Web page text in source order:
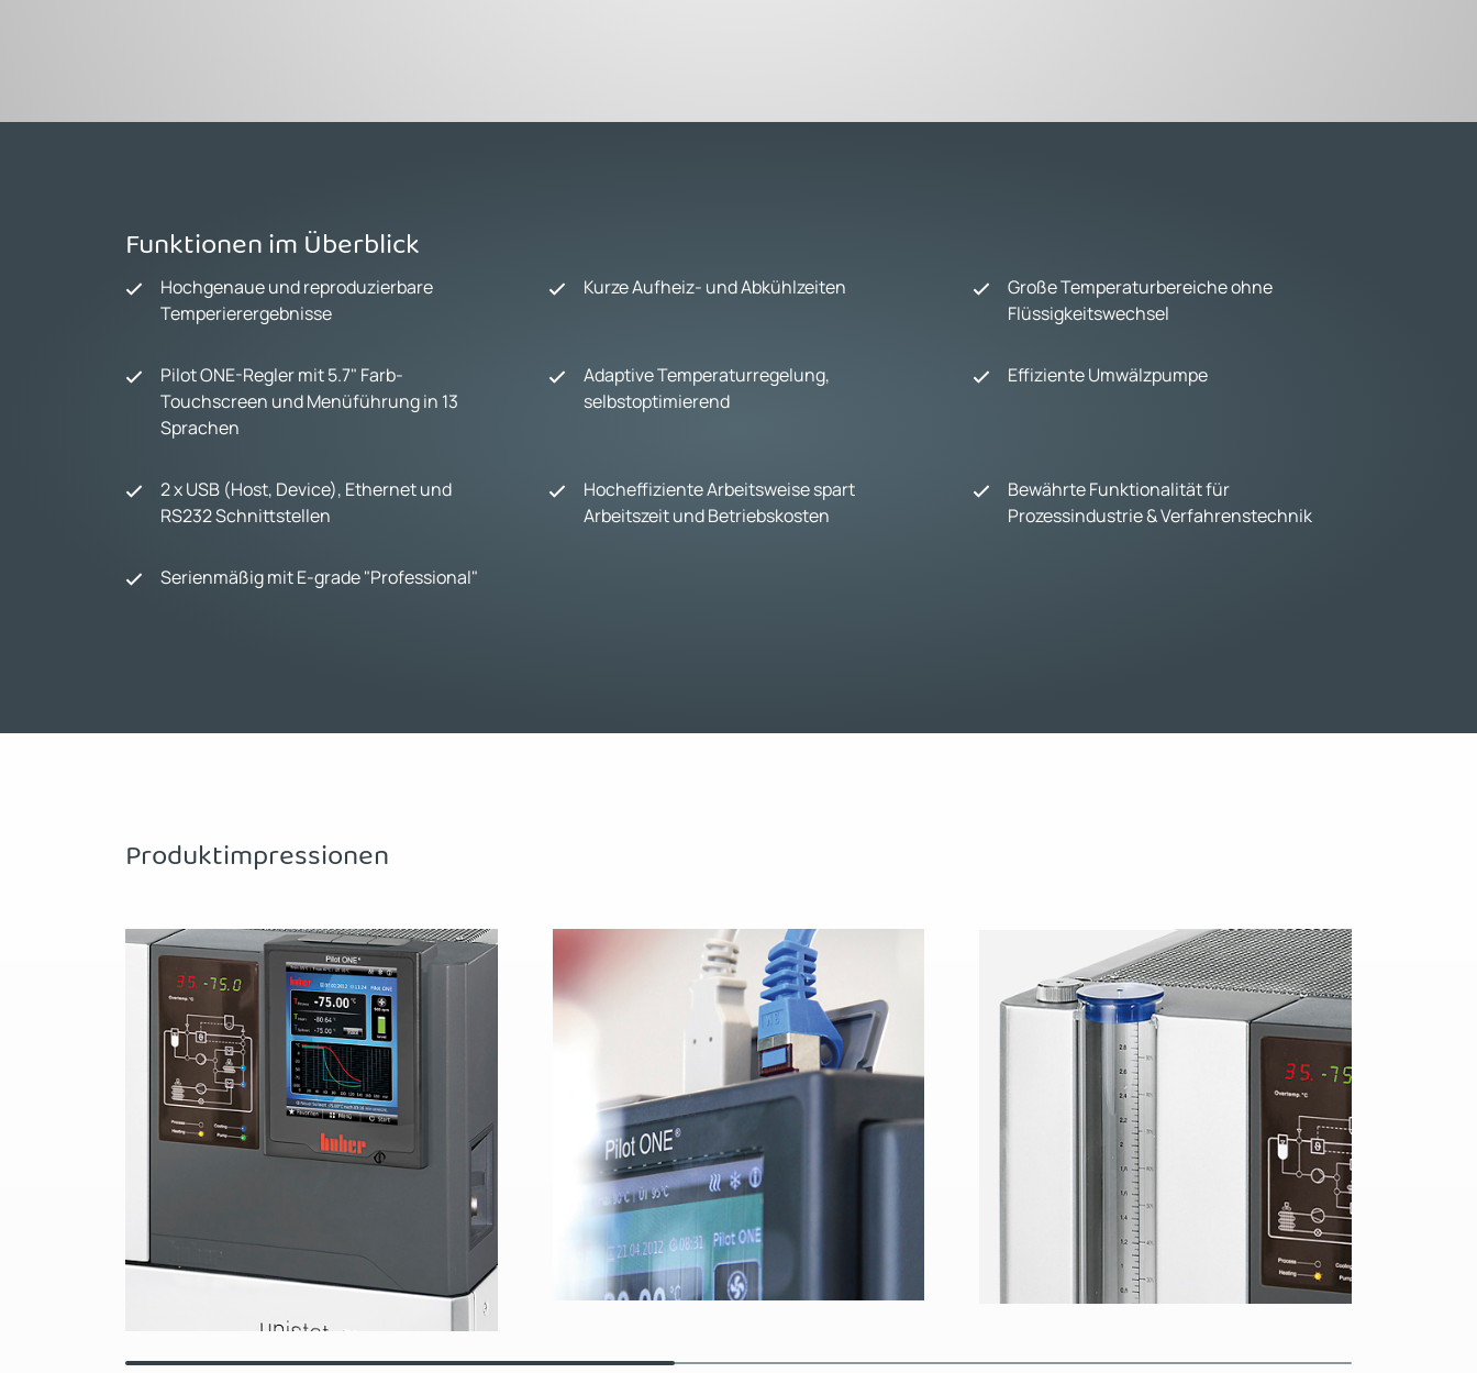
Funktionen im Überblick
Hochgenaue und reproduzierbare
Temperierergebnisse
Kurze Aufheiz- und Abkühlzeiten
Große Temperaturbereiche ohne
Flüssigkeitswechsel
Pilot ONE-Regler mit 5.7" Farb-
Touchscreen und Menüführung in 13
Sprachen
Adaptive Temperaturregelung,
selbstoptimierend
Effiziente Umwälzpumpe
2 x USB (Host, Device), Ethernet und
RS232 Schnittstellen
Hocheffiziente Arbeitsweise spart
Arbeitszeit und Betriebskosten
Bewährte Funktionalität für
Prozessindustrie & Verfahrenstechnik
Serienmäßig mit E-grade "Professional"
Produktimpressionen